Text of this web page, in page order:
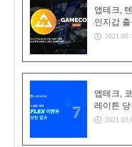
앱테크,
인지갑
앱테크,
레이튼 당